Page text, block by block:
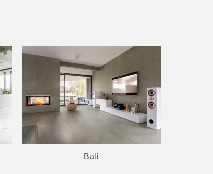
Lupton